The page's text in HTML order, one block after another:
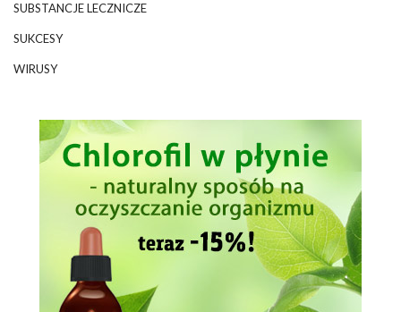
SUBSTANCJE LECZNICZE
SUKCESY
WIRUSY